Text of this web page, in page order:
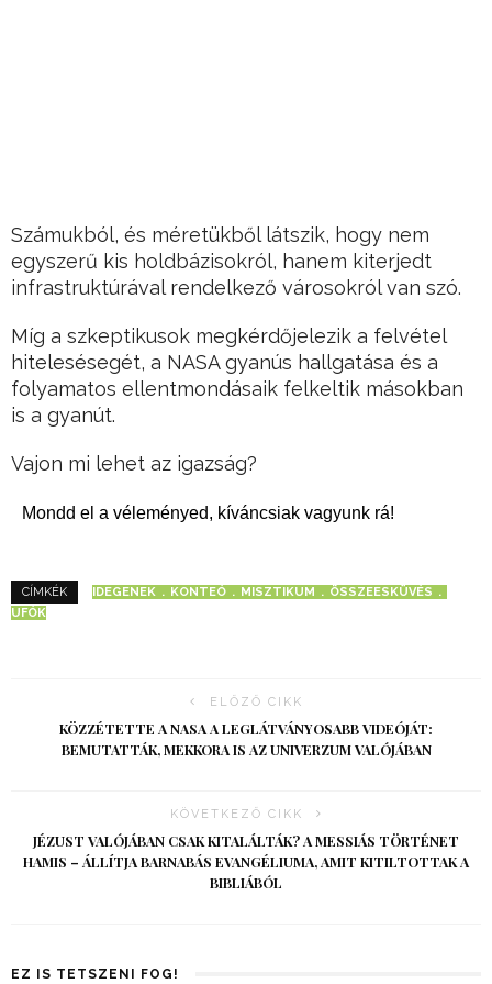
Számukból, és méretükből látszik, hogy nem
egyszerű kis holdbázisokról, hanem kiterjedt
infrastruktúrával rendelkező városokról van szó.
Míg a szkeptikusok megkérdőjelezik a felvétel
hitelesésegét, a NASA gyanús hallgatása és a
folyamatos ellentmondásaik felkeltik másokban
is a gyanút.
Vajon mi lehet az igazság?
Mondd el a véleményed, kíváncsiak vagyunk rá!
CÍMKÉK IDEGENEK KONTEÓ MISZTIKUM
ÖSSZEESKÜVÉS
UFÓK
ELŐZŐ CIKK
KÖZZÉTETTE A NASA A LEGLÁTVÁNYOSABB VIDEÓJÁT:
BEMUTATTÁK, MEKKORA IS AZ UNIVERZUM VALÓJÁBAN
KÖVETKEZŐ CIKK
JÉZUST VALÓJÁBAN CSAK KITALÁLTÁK? A MESSIÁS TÖRTÉNET
HAMIS – ÁLLÍTJA BARNABÁS EVANGÉLIUMA, AMIT KITILTOTTAK A
BIBLIÁBÓL
EZ IS TETSZENI FOG!